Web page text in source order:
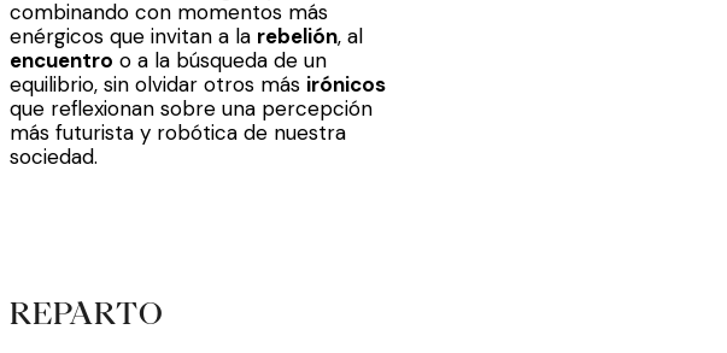
combinando con momentos más
enérgicos que invitan a la rebelión, al
encuentro o a la búsqueda de un
equilibrio, sin olvidar otros más irónicos
que reflexionan sobre una percepción
más futurista y robótica de nuestra
sociedad.
REPARTO